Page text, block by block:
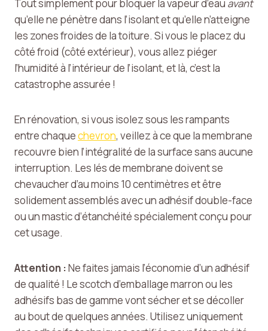
Tout simplement pour bloquer la vapeur d’eau avant
qu’elle ne pénètre dans l’isolant et qu’elle n’atteigne
les zones froides de la toiture. Si vous le placez du
côté froid (côté extérieur), vous allez piéger
l’humidité à l’intérieur de l’isolant, et là, c’est la
catastrophe assurée !
En rénovation, si vous isolez sous les rampants
entre chaquechevron, veillez à ce que la membrane
recouvre bien l’intégralité de la surface sans aucune
interruption. Les lés de membrane doivent se
chevaucher d’au moins 10 centimètres et être
solidement assemblés avec un adhésif double-face
ou un mastic d’étanchéité spécialement conçu pour
cet usage.
Attention :Ne faites jamais l’économie d’un adhésif
de qualité ! Le scotch d’emballage marron ou les
adhésifs bas de gamme vont sécher et se décoller
au bout de quelques années. Utilisez uniquement